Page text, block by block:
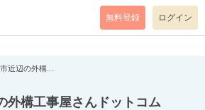
code=0 mode=return level=notice
無料登録 ログイン
近辺の外構...
外構工事屋さんドットコム